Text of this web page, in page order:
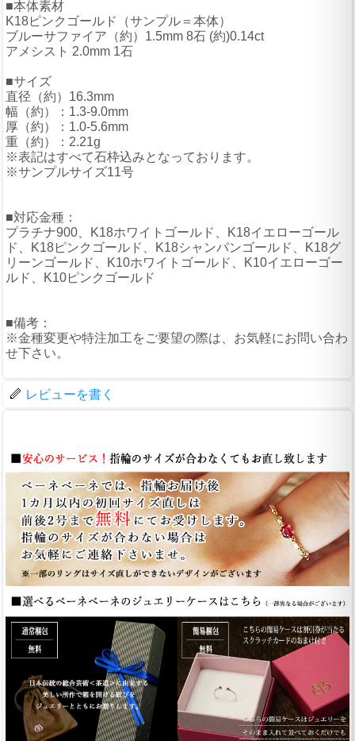
■本体素材
K18ピンクゴールド（サンプル＝本体）
ブルーサファイア（約）1.5mm 8石 (約)0.14ct
アメシスト 2.0mm 1石
■サイズ
直径（約）16.3mm
幅（約）：1.3-9.0mm
厚（約）：1.0-5.6mm
重（約）：2.21g
※表記はすべて石枠込みとなっております。
※サンプルサイズ11号
■対応金種：
プラチナ900、K18ホワイトゴールド、K18イエローゴール
ド、K18ピンクゴールド、K18シャンパンゴールド、K18グ
リーンゴールド、K10ホワイトゴールド、K10イエローゴー
ルド、K10ピンクゴールド
■備考：
※金種変更や特注加工をご要望の際は、お気軽にお問い合わ
せ下さい。
レビューを書く